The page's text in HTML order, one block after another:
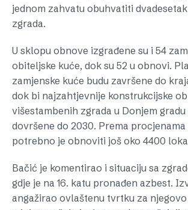
jednom zahvatu obuhvatiti
zgrada.
U sklopu obnove izgrađene su i 54
obiteljske kuće, dok su 52 u obnovi.
zamjenske kuće budu završene do
dok bi najzahtjevnije konstrukcijske
višestambenih zgrada u Donjem
dovršene do 2030. Prema
potrebno je obnoviti još oko 4400
Bačić je komentirao i situaciju sa
gdje je na 16. katu pronađen azbest.
angažirao ovlaštenu tvrtku za